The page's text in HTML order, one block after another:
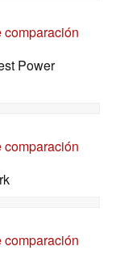
comparación
Power
comparación
comparación